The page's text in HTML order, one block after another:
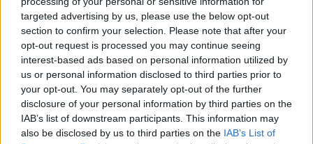
targeted advertising by us, please use the below opt-out
section to confirm your selection. Please note that after your
opt-out request is processed you may continue seeing
interest-based ads based on personal information utilized by
us or personal information disclosed to third parties prior to
your opt-out. You may separately opt-out of the further
disclosure of your personal information by third parties on the
IAB’s list of downstream participants. This information may
also be disclosed by us to third parties on the IAB’s List of
Parcheggio
Coimbra (Portogallo)
Km. 41,5
Tábua
Intermarche de Tábua (Portogallo)
Km. 42,2